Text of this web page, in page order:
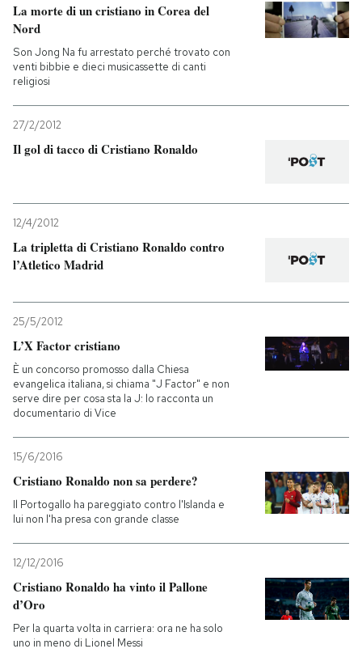
AREA PERSONALE
Entra
La morte di un cristiano in Corea del
Nord
Son Jong Na fu arrestato perché trovato con
venti bibbie e dieci musicassette di canti
religiosi
27/2/2012
Il gol di tacco di Cristiano Ronaldo
12/4/2012
La tripletta di Cristiano Ronaldo contro
l’Atletico Madrid
25/5/2012
L’X Factor cristiano
È un concorso promosso dalla Chiesa
evangelica italiana, si chiama "J Factor" e non
serve dire per cosa sta la J: lo racconta un
documentario di Vice
15/6/2016
Cristiano Ronaldo non sa perdere?
Il Portogallo ha pareggiato contro l'Islanda e
lui non l'ha presa con grande classe
12/12/2016
Cristiano Ronaldo ha vinto il Pallone
d’Oro
Per la quarta volta in carriera: ora ne ha solo
uno in meno di Lionel Messi